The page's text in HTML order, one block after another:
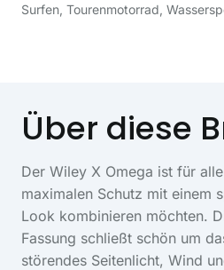
Surfen, Tourenmotorrad,
Über diese
Der Wiley X Omega ist für
maximalen Schutz mit einem
Look kombinieren möchten.
Fassung schließt schön um
störendes Seitenlicht, Wind